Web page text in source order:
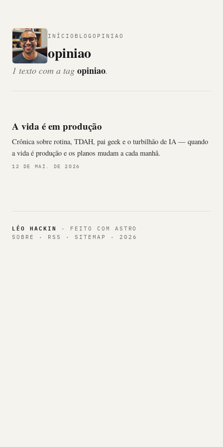
INÍCIO BLOG OPINIAO
opiniao
1 texto com a tag opiniao.
A vida é em produção
Crônica sobre rotina, TDAH, pai geek e o turbilhão de IA — quando
a vida é produção e os planos mudam a cada manhã.
12 DE MAI. DE 2026
LÉO HACKIN · FEITO COM ASTRO
SOBRE
· RSS · SITEMAP · 2026